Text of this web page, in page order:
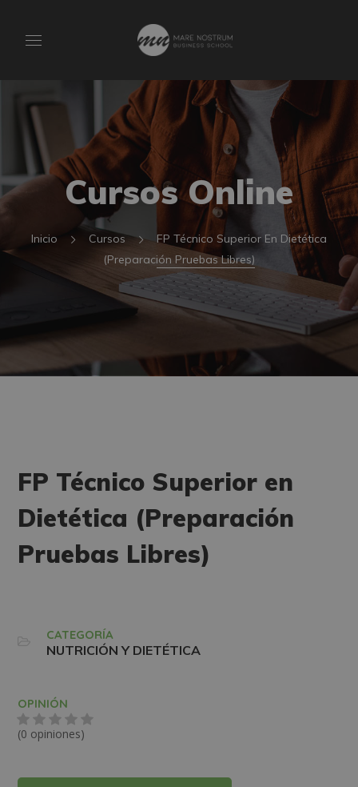
Cursos Online
Inicio Cursos
FP Técnico Superior En Dietética
(Preparación Pruebas Libres)
FP Técnico Superior en
Dietética (Preparación
Pruebas Libres)
CATEGORÍA
NUTRICIÓN Y DIETÉTICA
OPINIÓN
(0 opiniones)